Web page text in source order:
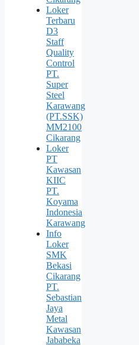
Loker
Terbaru
D3
Staff
Quality
Control
PT.
Super
Steel
Karawang
(PT.SSK)
MM2100
Cikarang
Loker
PT
Kawasan
KIIC
PT.
Koyama
Indonesia
Karawang
Info
Loker
SMK
Bekasi
Cikarang
PT.
Sebastian
Jaya
Metal
Kawasan
Jababeka